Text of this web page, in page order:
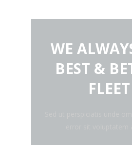
WE
BEST &
FLEET